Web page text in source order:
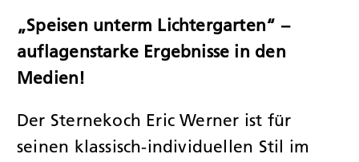
„Speisen unterm Lichtergarten“ –
auflagenstarke Ergebnisse in den
Medien!
Der Sternekoch Eric Werner ist für
seinen klassisch-individuellen Stil im